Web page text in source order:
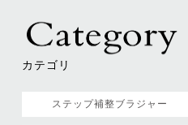
カテゴリ
ステップ補整ブラジャー